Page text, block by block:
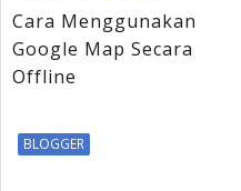
Cara Menggunakan
Google Map Secara
Offline
BLOGGER